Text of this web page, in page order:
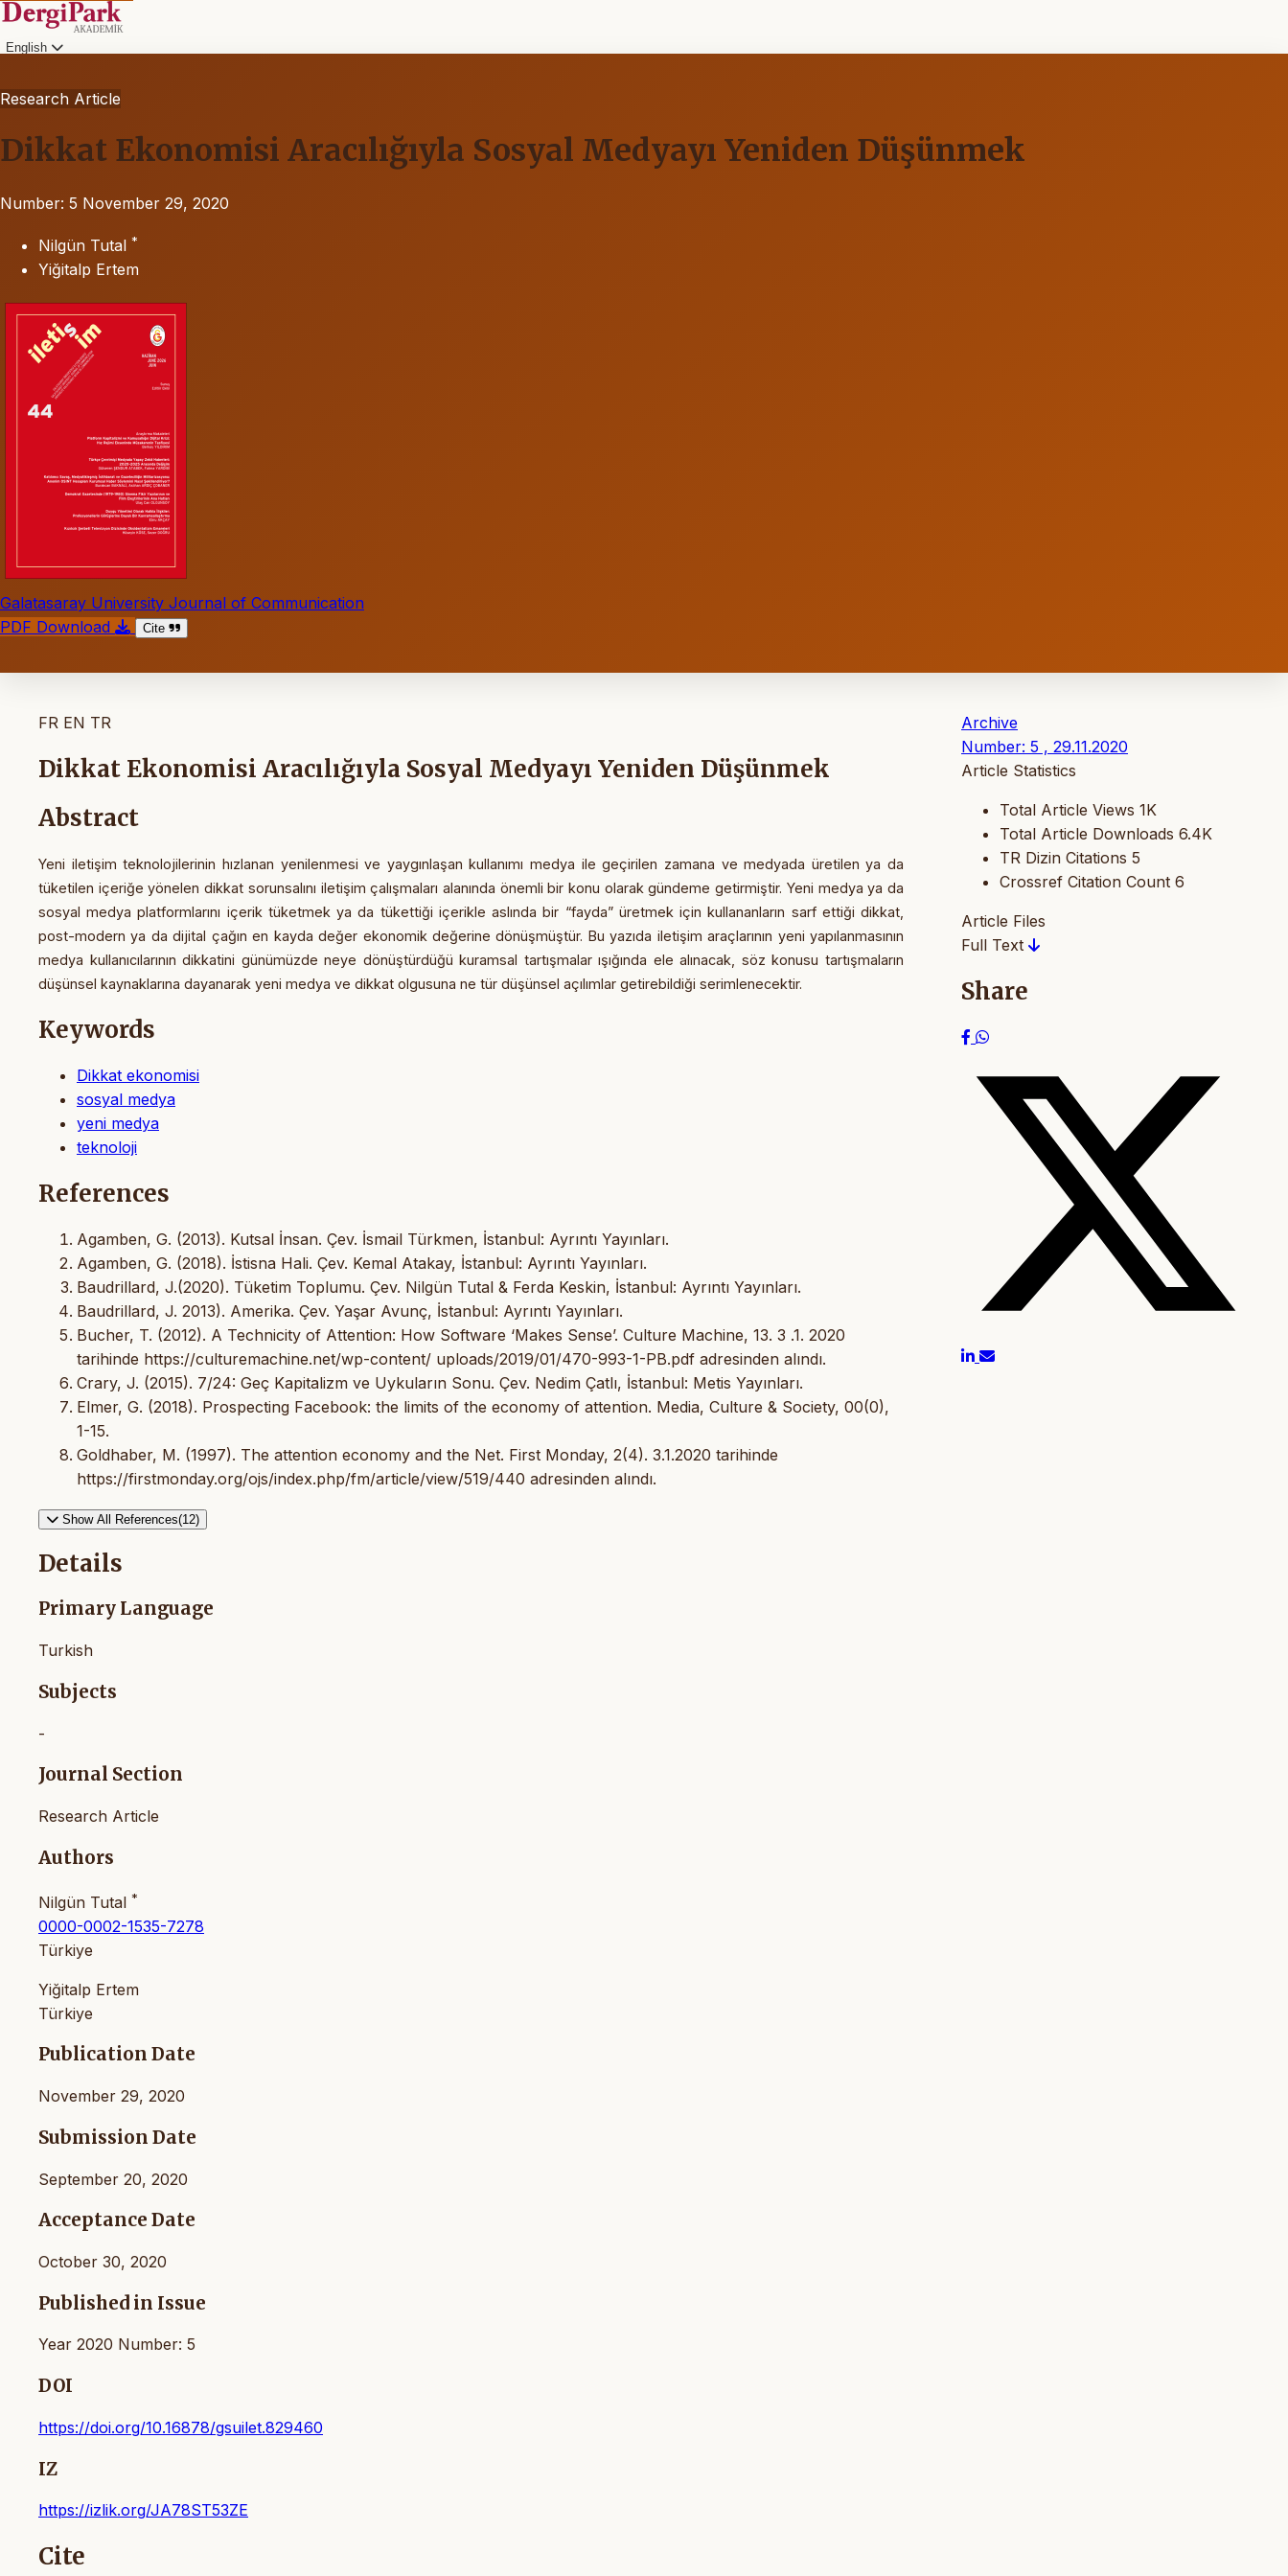
English
Research Article
Dikkat Ekonomisi Aracılığıyla Sosyal Medyayı Yeniden Düşünmek
Number: 5 November 29, 2020
Nilgün Tutal *
Yiğitalp Ertem
Galatasaray University Journal of Communication
PDF Download
Cite
FR EN TR
Dikkat Ekonomisi Aracılığıyla Sosyal Medyayı Yeniden Düşünmek
Abstract
Yeni iletişim teknolojilerinin hızlanan yenilenmesi ve yaygınlaşan kullanımı medya ile geçirilen zamana ve medyada üretilen ya da
tüketilen içeriğe yönelendikkat sorunsalını iletişim çalışmaları alanında önemli bir konu olarak gündemegetirmiştir. Yeni medya ya da
sosyal medya platformlarını içerik tüketmek ya da tükettiği içerikle aslında bir “fayda” üretmek için kullananların sarf ettiği dikkat,
post-modern ya da dijital çağın en kayda değer ekonomik değerine dönüşmüştür. Bu yazıda iletişim araçlarının yeni yapılanmasının
medya kullanıcılarının dikkatini günümüzde neye dönüştürdüğü kuramsal tartışmalar ışığında ele alınacak, söz konusu tartışmaların
düşünsel kaynaklarına dayanarak yeni medya ve dikkat olgusuna ne tür düşünsel açılımlar getirebildiği serimlenecektir.
Keywords
Dikkat ekonomisi
sosyal medya
yeni medya
teknoloji
References
Agamben, G. (2013). Kutsal İnsan. Çev. İsmail Türkmen, İstanbul: Ayrıntı Yayınları.
Agamben, G. (2018). İstisna Hali. Çev. Kemal Atakay, İstanbul: Ayrıntı Yayınları.
Baudrillard, J.(2020). Tüketim Toplumu. Çev. Nilgün Tutal & Ferda Keskin, İstanbul: Ayrıntı Yayınları.
Baudrillard, J. 2013). Amerika. Çev. Yaşar Avunç, İstanbul: Ayrıntı Yayınları.
Bucher, T. (2012). A Technicity of Attention: How Software ‘Makes Sense’. Culture Machine, 13. 3 .1. 2020
tarihinde https://culturemachine.net/wp-content/ uploads/2019/01/470-993-1-PB.pdf adresinden alındı.
Crary, J. (2015). 7/24: Geç Kapitalizm ve Uykuların Sonu. Çev. Nedim Çatlı, İstanbul: Metis Yayınları.
Elmer, G. (2018). Prospecting Facebook: the limits of the economy of attention. Media, Culture & Society, 00(0),
1-15.
Goldhaber, M. (1997). The attention economy and the Net. First Monday, 2(4). 3.1.2020 tarihinde
https://firstmonday.org/ojs/index.php/fm/article/view/519/440 adresinden alındı.
Show All References(12)
Details
Primary Language
Turkish
Subjects
-
Journal Section
Research Article
Authors
Nilgün Tutal *
0000-0002-1535-7278
Türkiye
Yiğitalp Ertem
Türkiye
Publication Date
November 29, 2020
Submission Date
September 20, 2020
Acceptance Date
October 30, 2020
Published in Issue
Year 2020 Number: 5
DOI
https://doi.org/10.16878/gsuilet.829460
IZ
https://izlik.org/JA78ST53ZE
Cite
Archive
Number: 5 , 29.11.2020
Article Statistics
Total Article Views 1K
Total Article Downloads 6.4K
TR Dizin Citations 5
Crossref Citation Count 6
Article Files
Full Text
Share